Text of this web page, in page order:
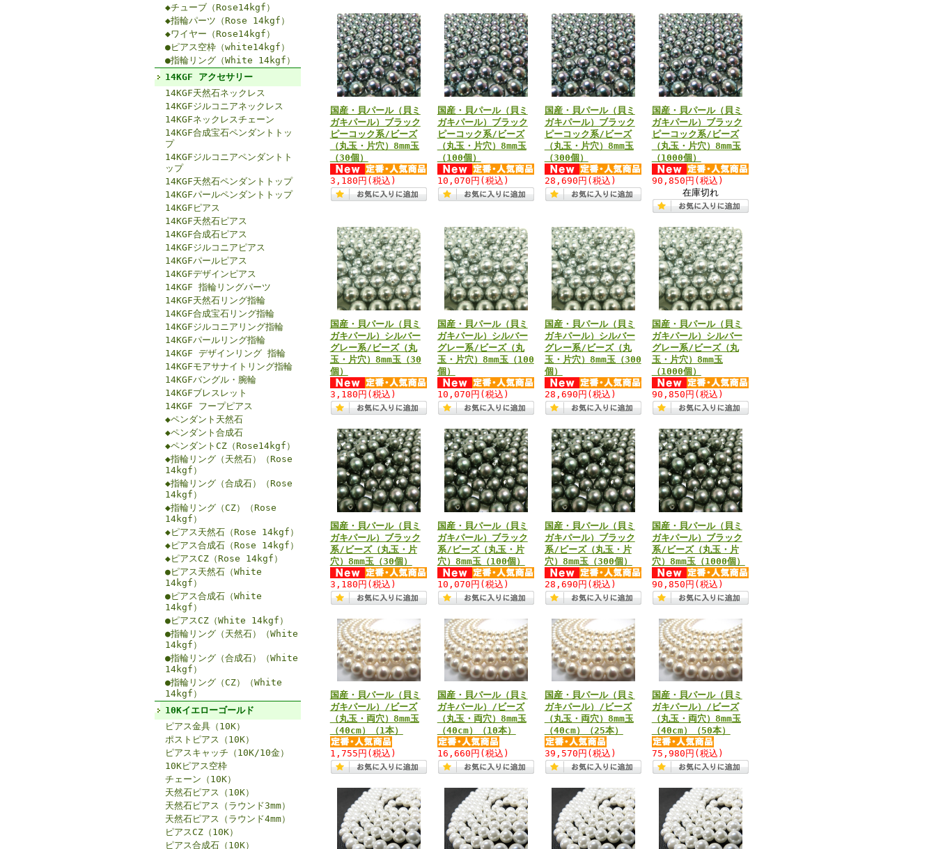
◆チューブ（Rose14kgf）
◆指輪パーツ（Rose 14kgf）
◆ワイヤー（Rose14kgf）
●ピアス空枠（white14kgf）
●指輪リング（White 14kgf）
14KGF アクセサリー
14KGF天然石ネックレス
14KGFジルコニアネックレス
14KGFネックレスチェーン
14KGF合成宝石ペンダントトッ
プ
14KGFジルコニアペンダントト
ップ
14KGF天然石ペンダントトップ
14KGFパールペンダントトップ
14KGFピアス
14KGF天然石ピアス
14KGF合成石ピアス
14KGFジルコニアピアス
14KGFパールピアス
14KGFデザインピアス
14KGF 指輪リングパーツ
14KGF天然石リング指輪
14KGF合成宝石リング指輪
14KGFジルコニアリング指輪
14KGFパールリング指輪
14KGF デザインリング 指輪
14KGFモアサナイトリング指輪
14KGFバングル・腕輪
14KGFブレスレット
14KGF フープピアス
◆ペンダント天然石
◆ペンダント合成石
◆ペンダントCZ（Rose14kgf）
◆指輪リング（天然石）（Rose
14kgf）
◆指輪リング（合成石）（Rose
14kgf）
◆指輪リング（CZ）（Rose
14kgf）
◆ピアス天然石（Rose 14kgf）
◆ピアス合成石（Rose 14kgf）
◆ピアスCZ（Rose 14kgf）
●ピアス天然石（White
14kgf）
●ピアス合成石（White
14kgf）
●ピアスCZ（White 14kgf）
●指輪リング（天然石）（White
14kgf）
●指輪リング（合成石）（White
14kgf）
●指輪リング（CZ）（White
14kgf）
10Kイエローゴールド
ピアス金具（10K）
ポストピアス（10K）
ピアスキャッチ（10K/10金）
10Kピアス空枠
チェーン（10K）
天然石ピアス（10K）
天然石ピアス（ラウンド3mm）
天然石ピアス（ラウンド4mm）
ピアスCZ（10K）
ピアス合成石（10K）
国産・貝パール（貝ミ
ガキパール）ブラック
ピーコック系/ビーズ
（丸玉・片穴）8mm玉
（30個）
3,180円 (税込)
国産・貝パール（貝ミ
ガキパール）ブラック
ピーコック系/ビーズ
（丸玉・片穴）8mm玉
（100個）
10,070円 (税込)
国産・貝パール（貝ミ
ガキパール）ブラック
ピーコック系/ビーズ
（丸玉・片穴）8mm玉
（300個）
28,690円 (税込)
国産・貝パール（貝ミ
ガキパール）ブラック
ピーコック系/ビーズ
（丸玉・片穴）8mm玉
（1000個）
90,850円 (税込)
在庫切れ
国産・貝パール（貝ミ
ガキパール）シルバー
グレー系/ビーズ（丸
玉・片穴）8mm玉（30
個）
3,180円 (税込)
国産・貝パール（貝ミ
ガキパール）シルバー
グレー系/ビーズ（丸
玉・片穴）8mm玉（100
個）
10,070円 (税込)
国産・貝パール（貝ミ
ガキパール）シルバー
グレー系/ビーズ（丸
玉・片穴）8mm玉（300
個）
28,690円 (税込)
国産・貝パール（貝ミ
ガキパール）シルバー
グレー系/ビーズ（丸
玉・片穴）8mm玉
（1000個）
90,850円 (税込)
国産・貝パール（貝ミ
ガキパール）ブラック
系/ビーズ（丸玉・片
穴）8mm玉（30個）
3,180円 (税込)
国産・貝パール（貝ミ
ガキパール）ブラック
系/ビーズ（丸玉・片
穴）8mm玉（100個）
10,070円 (税込)
国産・貝パール（貝ミ
ガキパール）ブラック
系/ビーズ（丸玉・片
穴）8mm玉（300個）
28,690円 (税込)
国産・貝パール（貝ミ
ガキパール）ブラック
系/ビーズ（丸玉・片
穴）8mm玉（1000個）
90,850円 (税込)
国産・貝パール（貝ミ
ガキパール）/ビーズ
（丸玉・両穴）8mm玉
（40cm）（1本）
1,755円 (税込)
国産・貝パール（貝ミ
ガキパール）/ビーズ
（丸玉・両穴）8mm玉
（40cm）（10本）
16,660円 (税込)
国産・貝パール（貝ミ
ガキパール）/ビーズ
（丸玉・両穴）8mm玉
（40cm）（25本）
39,570円 (税込)
国産・貝パール（貝ミ
ガキパール）/ビーズ
（丸玉・両穴）8mm玉
（40cm）（50本）
75,980円 (税込)